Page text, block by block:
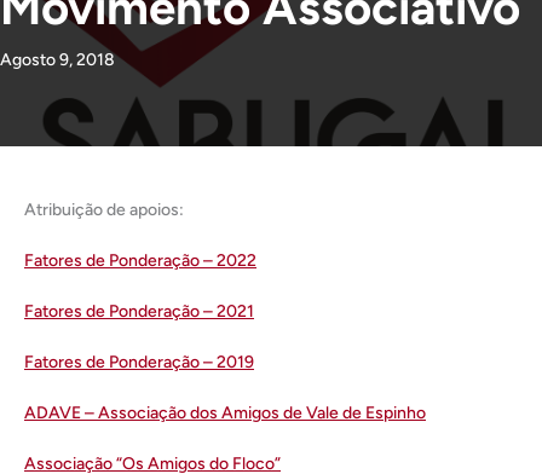
Agosto 9, 2018
Atribuição de apoios:
Fatores de Ponderação – 2022
Fatores de Ponderação – 2021
Fatores de Ponderação – 2019
ADAVE – Associação dos Amigos de Vale de Espinho
Associação “Os Amigos do Floco”